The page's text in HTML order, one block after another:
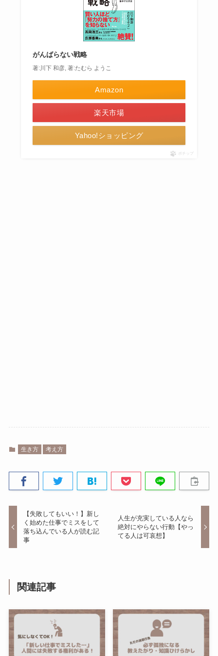
がんばらない戦略
著:川下 和彦, 著:たむら ようこ
Amazon
楽天市場
Yahoo!ショッピング
ポチップ
生き方 考え方
【失敗してもいい！】新し
く始めた仕事でミスをして
落ち込んでいる人が読む記
事
人生が充実している人なら
絶対にやらない行動【やっ
てる人は可哀想】
関連記事